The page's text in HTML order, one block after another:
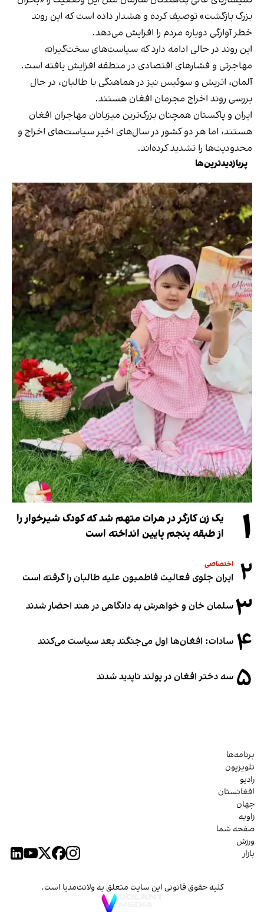
بزرگ بازگشت» توصیف کرده و هشدار داده است که این روند
خطر آوارگی دوباره مردم را افزایش می‌دهد.
این روند در حالی ادامه دارد که سیاست‌های سخت‌گیرانه
مهاجرتی و فشارهای اقتصادی در منطقه افزایش یافته است.
آلمان، اتریش و سوئیس نیز در هماهنگی با طالبان، در حال
بررسی روند اخراج مجرمان افغان هستند.
ایران و پاکستان همچنان بزرگ‌ترین میزبانان مهاجران افغان
هستند، اما هر دو کشور در سال‌های اخیر سیاست‌های اخراج و
محدودیت‌ها را تشدید کرده‌اند.
پربازدیدترین‌ها
۱
یک زن کارگر در هرات متهم شد که کودک شیرخوار را
از طبقه پنجم پایین انداخته است
۲ اختصاصی
ایران جلوی فعالیت فاطمیون علیه طالبان را گرفته است
۳سلمان خان و خواهرش به دادگاهی در هند احضار شدند
۴ سادات: افغان‌ها اول می‌جنگند بعد سیاست می‌کنند
۵ سه دختر افغان در پولند ناپدید شدند
برنامه‌ها
تلویزیون
رادیو
افغانستان
جهان
زاویه
صفحه شما
ورزش
بازار
کلیه حقوق قانونی این سایت متعلق به ولانت‌مدیا است.